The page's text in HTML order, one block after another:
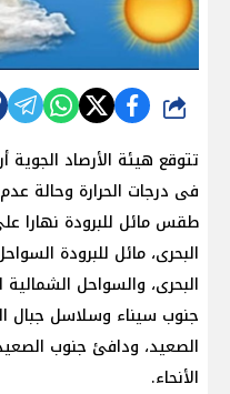
شارك
تتوقع هيئة الأرصاد
فى درجات الحرارة وحالة
طقس مائل للبرودة نهارا
البحرى، مائل للبرودة
البحرى، والسواحل
جنوب سيناء وسلاسل جبال
الصعيد، ودافئ جنوب
الأنحاء.